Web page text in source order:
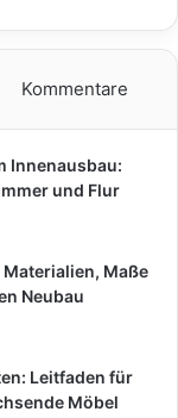
Kommentare
Innenausbau:
und Flur
Maße
Neubau
Leitfaden für
Möbel